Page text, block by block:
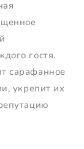
гостя.
сарафанное
укрепит их